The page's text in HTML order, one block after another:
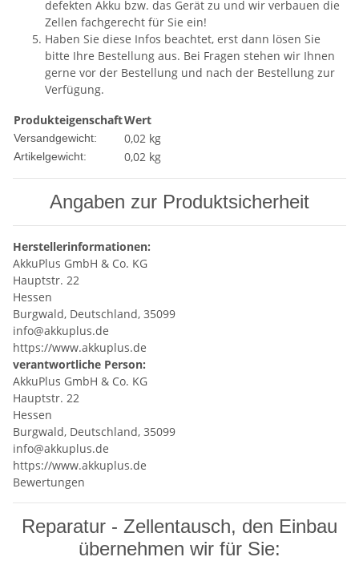
defekten Akku bzw. das Gerät zu und wir verbauen die
Zellen fachgerecht für Sie ein!
Haben Sie diese Infos beachtet, erst dann lösen Sie
bitte Ihre Bestellung aus. Bei Fragen stehen wir Ihnen
gerne vor der Bestellung und nach der Bestellung zur
Verfügung.
ProdukteigenschaftWert
Versandgewicht: 0,02 kg
Artikelgewicht: 0,02 kg
Angaben zur Produktsicherheit
Herstellerinformationen:
AkkuPlus GmbH & Co. KG
Hauptstr. 22
Hessen
Burgwald, Deutschland, 35099
info@akkuplus.de
https://www.akkuplus.de
verantwortliche Person:
AkkuPlus GmbH & Co. KG
Hauptstr. 22
Hessen
Burgwald, Deutschland, 35099
info@akkuplus.de
https://www.akkuplus.de
Bewertungen
Reparatur - Zellentausch, den Einbau
übernehmen wir für Sie: